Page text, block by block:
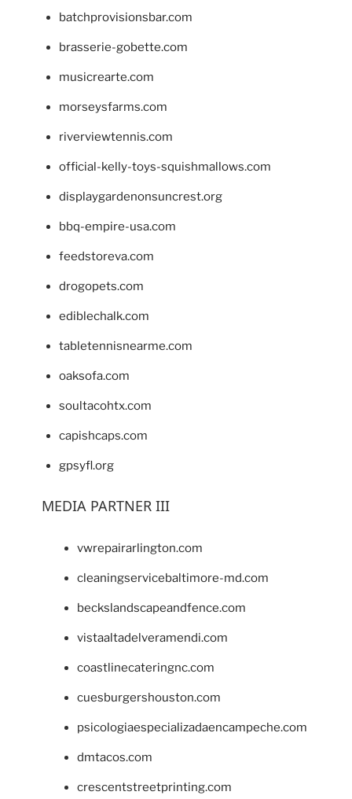
batchprovisionsbar.com
brasserie-gobette.com
musicrearte.com
morseysfarms.com
riverviewtennis.com
official-kelly-toys-squishmallows.com
displaygardenonsuncrest.org
bbq-empire-usa.com
feedstoreva.com
drogopets.com
ediblechalk.com
tabletennisnearme.com
oaksofa.com
soultacohtx.com
capishcaps.com
gpsyfl.org
MEDIA PARTNER III
vwrepairarlington.com
cleaningservicebaltimore-md.com
beckslandscapeandfence.com
vistaaltadelveramendi.com
coastlinecateringnc.com
cuesburgershouston.com
psicologiaespecializadaencampeche.com
dmtacos.com
crescentstreetprinting.com